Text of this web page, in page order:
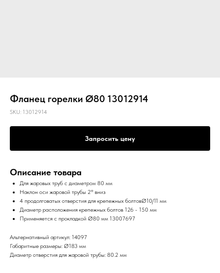
Фланец горелки Ø80 13012914
SKU: 13012914
Запросить цену
Описание товара
Для жаровых труб с диаметром 80 мм
Наклон оси жаровой трубы 2º вниз
4 продолговатых отверстия для крепежных болтовØ10/11 мм
Диаметр расположения крепежных болтов 126 - 150 мм
Применяется с прокладкой Ø80 мм 13007697
Альтернативный артикул: 14097
Габаритные размеры: Ø183 мм
Диаметр отверстия для жаровой трубы: 80.2 мм